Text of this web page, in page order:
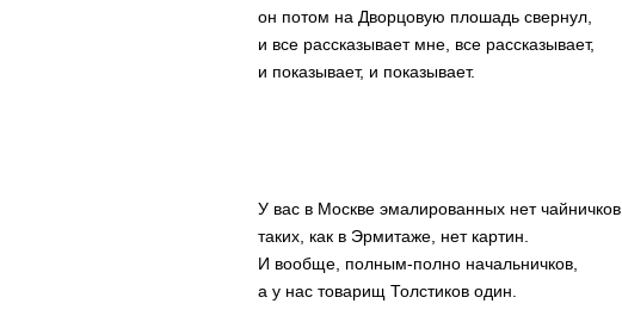
он потом на Дворцовую плошадь свернул,
и все рассказывает мне, все рассказывает,
и показывает, и показывает.
У вас в Москве эмалированных нет чайничков,
таких, как в Эрмитаже, нет картин.
И вообще, полным-полно начальничков,
а у нас товарищ Толстиков один.